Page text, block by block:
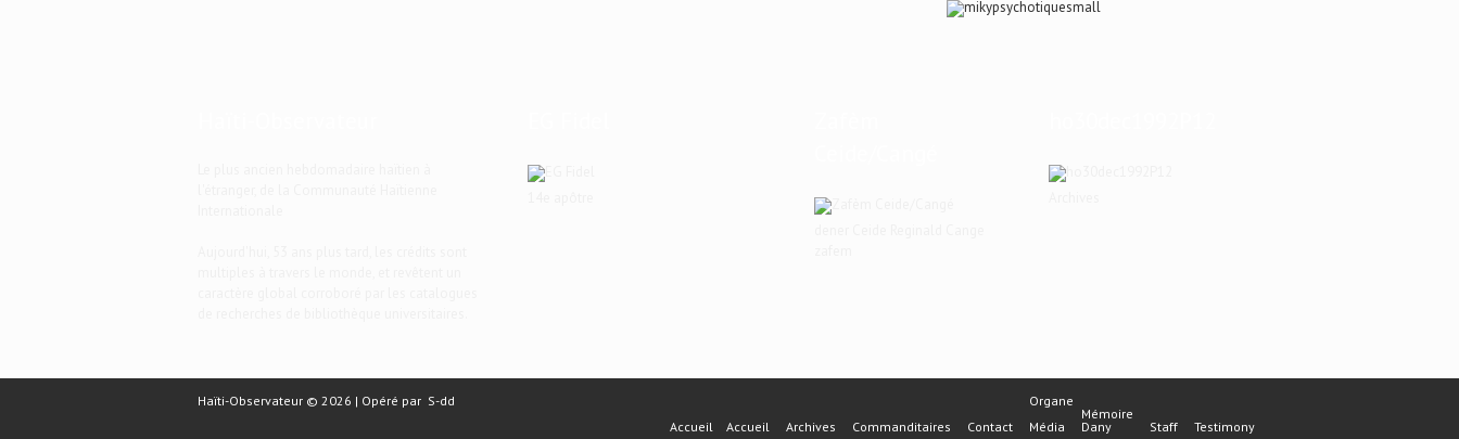
Haïti-Observateur © 2026 | Opéré par S-dd
Accueil
Accueil Archives Commanditaires Contact
Organe
Média
Mémoire
Dany
Staff Testimony